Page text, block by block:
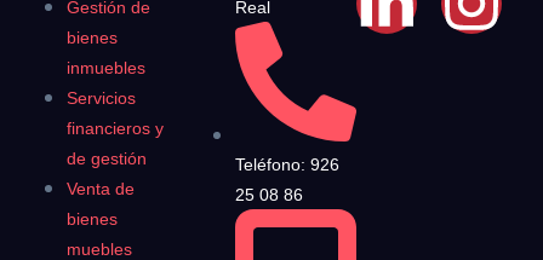
Gestión de
bienes
inmuebles
Servicios
financieros y
de gestión
Venta de
bienes
muebles
Real
Teléfono: 926
25 08 86